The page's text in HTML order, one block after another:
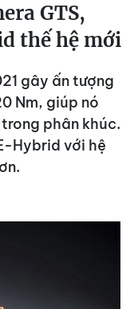
GTS,
thế hệ mới
gây ấn tượng
Nm, giúp nó
phân khúc.
Hybrid với hệ